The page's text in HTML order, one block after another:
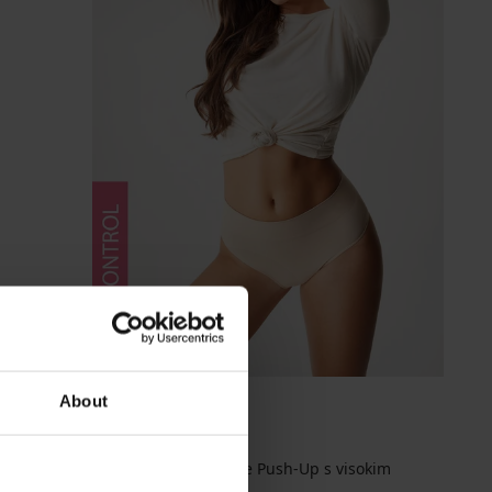
About
BESTSELLER
Stezne gaćice Simple Push-Up s visokim